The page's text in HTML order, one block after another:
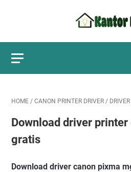
HOME / CANON PRINTER DRIVER /
Download driver
gratis
Download driver canon pixma